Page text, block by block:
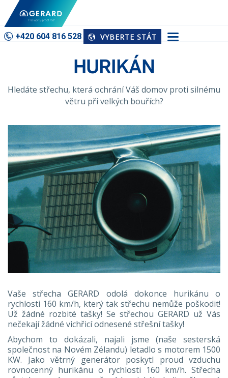
+420 604 816 528 VYBERTE STÁT
Domů Hurikán
HURIKÁN
Hledáte střechu, která ochrání Váš domov proti silnému
větru při velkých bouřích?
Vaše střecha GERARD odolá dokonce hurikánu o
rychlosti 160 km/h, který tak střechu nemůže poškodit!
Už žádné rozbité tašky! Se střechou GERARD už Vás
nečekají žádné vichřicí odnesené střešní tašky!
Abychom to dokázali, najali jsme (naše sesterská
společnost na Novém Zélandu) letadlo s motorem 1500
KW. Jako větrný generátor poskytl proud vzduchu
rovnocenný hurikánu o rychlosti 160 km/h. Střecha